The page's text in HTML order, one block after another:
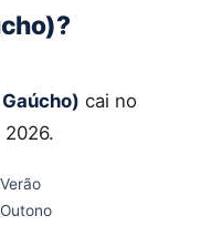
cai no
Verão
Outono